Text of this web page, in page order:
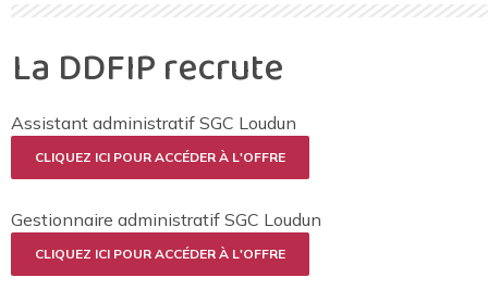
La DDFIP recrute
Assistant administratif SGC Loudun
CLIQUEZ ICI POUR ACCÉDER À L'OFFRE
Gestionnaire administratif SGC Loudun
CLIQUEZ ICI POUR ACCÉDER À L'OFFRE